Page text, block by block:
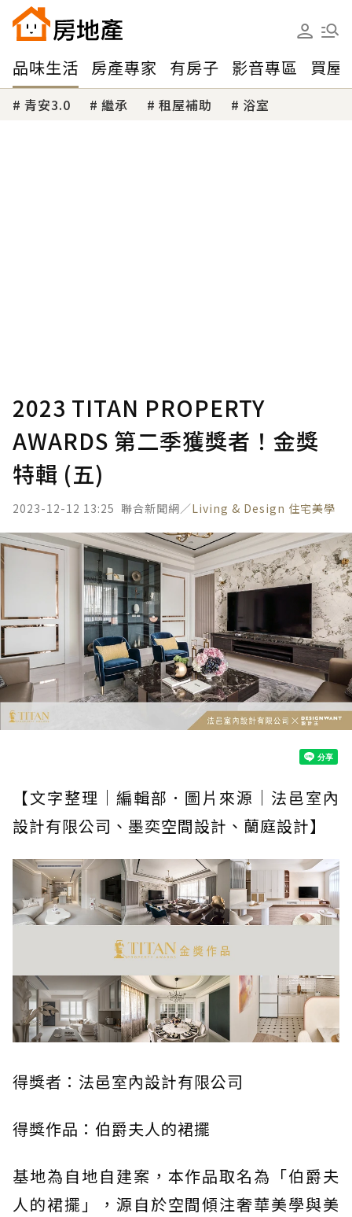
品味生活 房產專家 有房子 影音專區 買屋
青安3.0 繼承 租屋補助 浴室
2023 TITAN PROPERTY
AWARDS 第二季獲獎者！金獎
特輯 (五)
2023-12-12 13:25 聯合新聞網／Living & Design 住宅美學
【文字整理｜編輯部．圖片來源｜法邑室內
設計有限公司、墨奕空間設計、蘭庭設計】
得獎者：法邑室內設計有限公司
得獎作品：伯爵夫人的裙擺
基地為自地自建案，本作品取名為「伯爵夫
人的裙擺」，源自於空間傾注奢華美學與美